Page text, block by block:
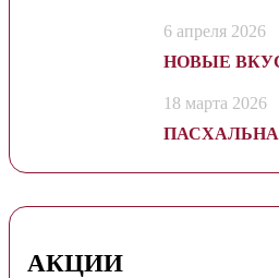
6 апреля 2026
НОВЫЕ
18 марта 2026
АКЦИИ